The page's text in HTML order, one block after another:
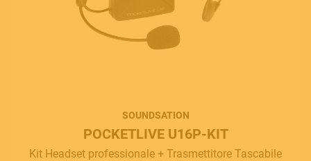
SOUNDSATION
POCKETLIVE U16P-KIT
Kit Headset professionale + Trasmettitore Tascabile